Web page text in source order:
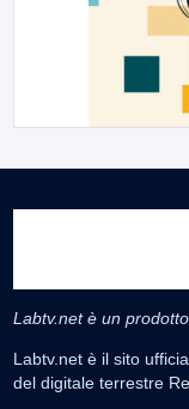
Labtv.net è un
Labtv.net è il sito
del digitale terrestre